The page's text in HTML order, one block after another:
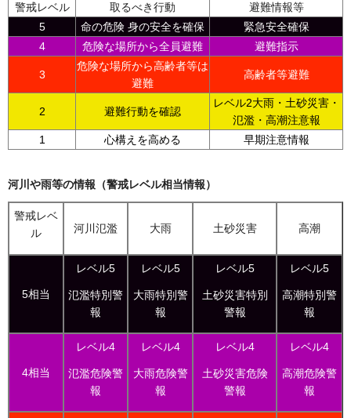
警戒レベル 取るべき行動
避難情報等
5
命の危険 身の安全を確保
緊急安全確保
4
危険な場所から全員避難 避難指示
3
危険な場所から高齢者等は
避難
高齢者等避難
2 避難行動を確認
レベル2大雨・土砂災害・
氾濫・高潮注意報
1
心構えを高める 早期注意情報
河川や雨等の情報（警戒レベル相当情報）
警戒レベ
ル
河川氾濫 大雨 土砂災害 高潮
5相当
レベル5
氾濫特別警
報
レベル5
大雨特別警
報
レベル5
土砂災害特別
警報
レベル5
高潮特別警
報
4相当
レベル4
氾濫危険警
報
レベル4
大雨危険警
報
レベル4
土砂災害危険
警報
レベル4
高潮危険警
報